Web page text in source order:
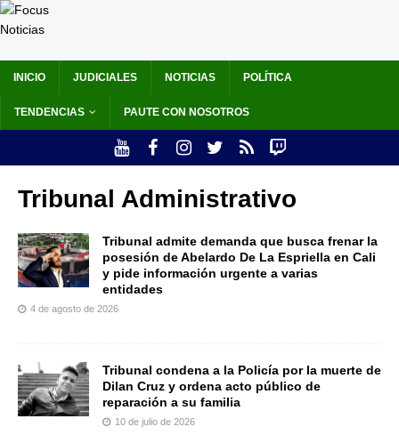
INICIO JUDICIALES NOTICIAS POLÍTICA
TENDENCIAS PAUTE CON NOSOTROS
Tribunal Administrativo
Tribunal admite demanda que busca frenar la
posesión de Abelardo De La Espriella en Cali
y pide información urgente a varias
entidades
4 de agosto de 2026
Tribunal condena a la Policía por la muerte de
Dilan Cruz y ordena acto público de
reparación a su familia
10 de julio de 2026